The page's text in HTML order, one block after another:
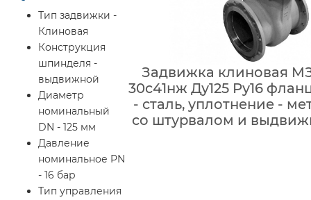
Тип задвижки -
Клиновая
Конструкция
шпинделя -
выдвижной
Диаметр
номинальный
DN - 125 мм
Давление
номинальное PN
- 16 бар
Тип управления
Задвижка клиновая
30с41нж Ду125 Ру16
- сталь, уплотнение -
со штурвалом и